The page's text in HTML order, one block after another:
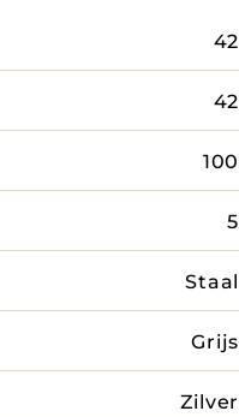
42
42
100
5
Staal
Grijs
Zilver